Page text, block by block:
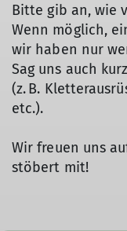
Bitte gib an, wie
Wenn möglich,
wir haben nur
Sag uns auch
(z. B.
etc.).
Wir freuen uns
stöbert mit!